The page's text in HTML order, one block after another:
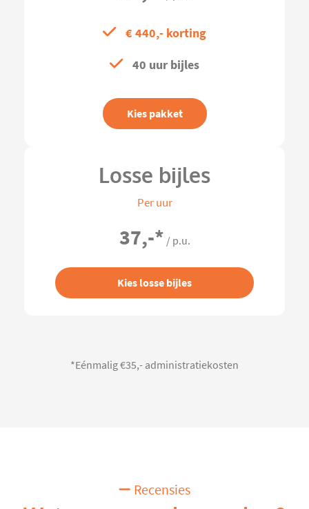
€ 440,- korting
40 uur bijles
Kies pakket
Losse bijles
Per uur
37,-* / p.u.
Kies losse bijles
*Eénmalig €35,- administratiekosten
Recensies